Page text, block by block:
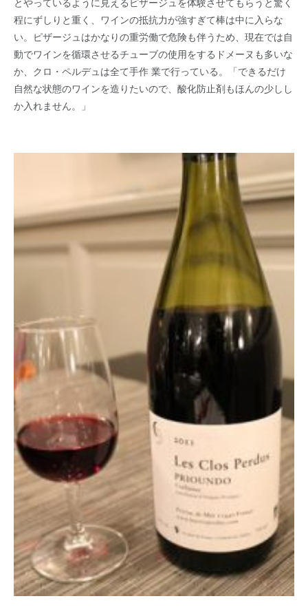
程にずしりと重く、ワインの抵抗力が強すぎて棒は中に入らな
い。ピザージュはかなりの重労働で危険も伴うため、現在では自
動でワインを循環させるチューブの使用をするドメーヌも多いな
か、クロ・ペルデュは全て手作 業で行っている。「できるだけ
自然な状態のワインを造りたいので、酸化防止剤もほんの少しし
か入れません。」